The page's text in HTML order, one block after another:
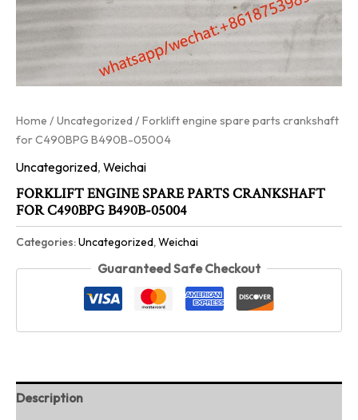
Home /Uncategorized / Forklift engine spare parts crankshaft
for C490BPG B490B-05004
Uncategorized, Weichai
FORKLIFT ENGINE SPARE PARTS CRANKSHAFT
FOR C490BPG B490B-05004
Categories:Uncategorized,Weichai
Guaranteed Safe Checkout
Description